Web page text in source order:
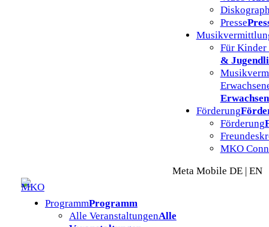
Presse
Für
&
Förderung
Förderung
MKO
Meta Mobile DE | EN
ProgrammProgramm
Alle VeranstaltungenAlle